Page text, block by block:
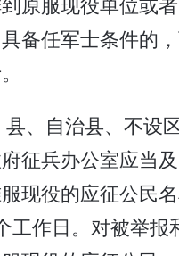
备任军士条件的
、自治县、不设区
征兵办公室应当
现役的应征公民
工作日。对被举报